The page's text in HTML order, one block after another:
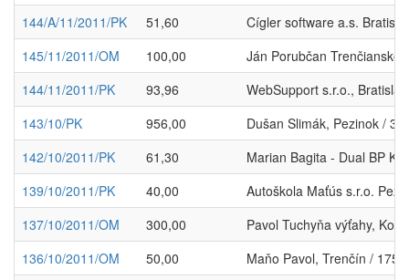
144/A/11/2011/PK
51,60
Cígler software a.s.
145/11/2011/OM
100,00
Ján Porubčan Trenčianske
144/11/2011/PK
93,96
WebSupport s.r.o.,
143/10/PK
956,00
Dušan Slimák, Pezinok /
142/10/2011/PK
61,30
Marian Bagita - Dual BP
139/10/2011/PK
40,00
Autoškola Maťús s.r.o.
137/10/2011/OM
300,00
Pavol Tuchyňa výťahy,
136/10/2011/OM
50,00
Maňo Pavol, Trenčín /